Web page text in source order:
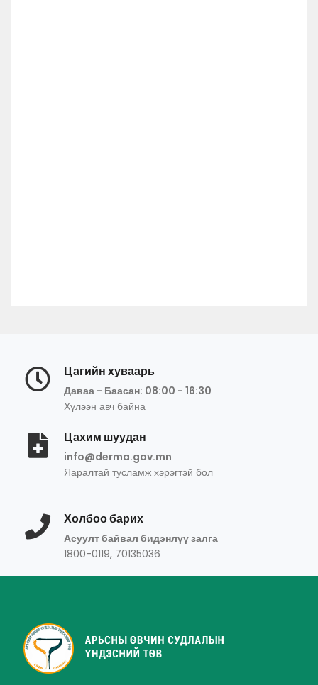
Цагийн хуваарь
Даваа - Баасан: 08:00 - 16:30
Хүлээн авч байна
Цахим шуудан
info@derma.gov.mn
Яаралтай тусламж хэрэгтэй бол
Холбоо барих
Асуулт байвал бидэнлүү залга
1800-0119, 70135036